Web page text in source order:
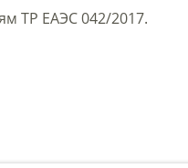
ТР ЕАЭС 042/2017.